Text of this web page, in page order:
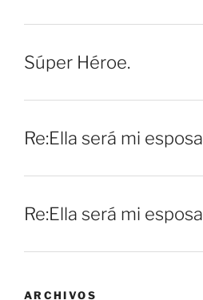
Súper Héroe.
Re:Ella será mi
Re:Ella será mi
ARCHIVOS